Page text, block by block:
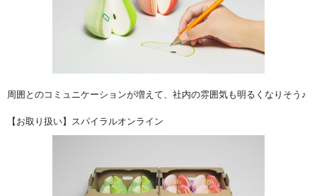
周囲とのコミュニケーションが増えて、社内の雰囲気も明るくなりそう♪
【お取り扱い】スパイラルオンライン